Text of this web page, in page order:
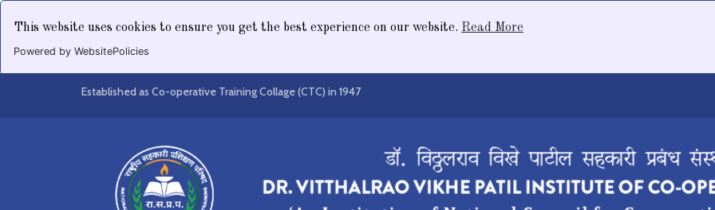
This website uses cookies to ensure you get the best experience on our website. Read More
Powered by WebsitePolicies
Established as Co-operative Training Collage (CTC) in 1947